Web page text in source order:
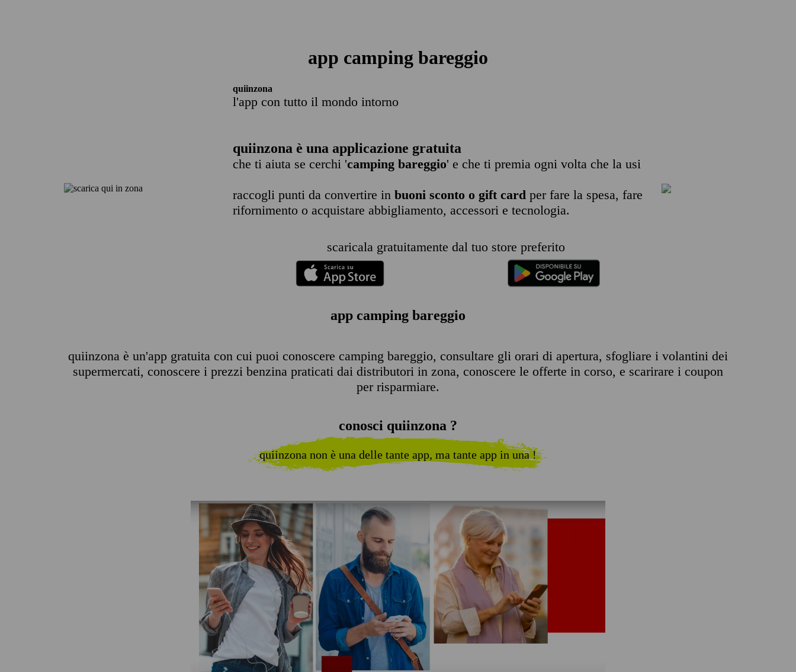
app camping bareggio
quiinzona
l'app con tutto il mondo intorno
quiinzona è una applicazione gratuita
che ti aiuta se cerchi 'camping bareggio' e che ti premia ogni volta che la usi
raccogli punti da convertire in buoni sconto o gift card per fare la spesa, fare
rifornimento o acquistare abbigliamento, accessori e tecnologia.
scaricala gratuitamente dal tuo store preferito
app camping bareggio
quiinzona è un'app gratuita con cui puoi conoscere camping bareggio, consultare gli orari di apertura, sfogliare i volantini dei
supermercati, conoscere i prezzi benzina praticati dai distributori in zona, conoscere le offerte in corso, e scarirare i coupon
per risparmiare.
conosci quiinzona ?
quiinzona non è una delle tante app, ma tante app in una !